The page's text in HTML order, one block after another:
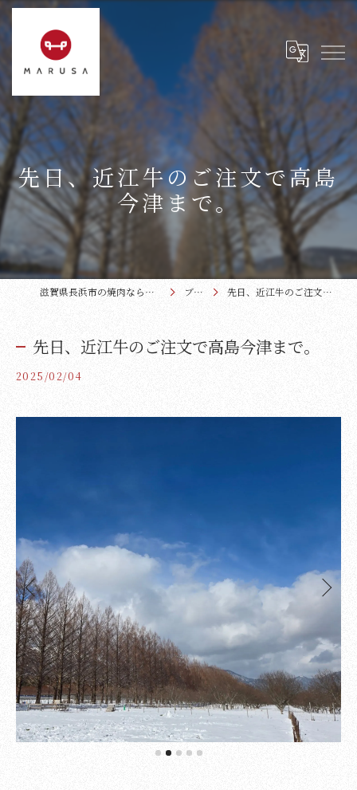
先日、近江牛のご注文で高島
今津まで。
滋賀県長浜市の焼肉なら近江牛本家まるさ ブログ 先日、近江牛のご注文で高島今津まで。
先日、近江牛のご注文で高島今津まで。
2025/02/04